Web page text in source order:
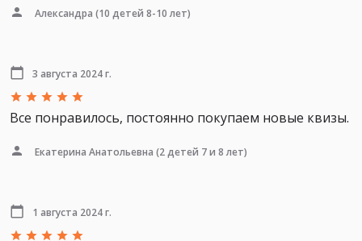
Александра (10 детей 8-10 лет)
3 августа 2024 г.
Все понравилось, постоянно покупаем новые квизы.
Екатерина Анатольевна (2 детей 7 и 8 лет)
1 августа 2024 г.